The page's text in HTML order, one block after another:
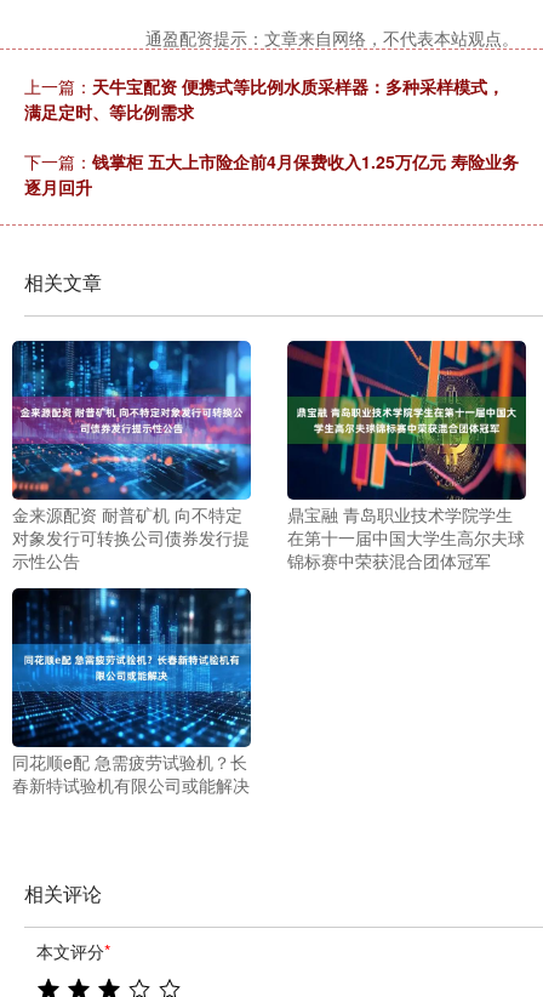
通盈配资提示：文章来自网络，不代表本站观点。
上一篇： 天牛宝配资 便携式等比例水质采样器：多种采样模式，
满足定时、等比例需求
下一篇： 钱掌柜 五大上市险企前4月保费收入1.25万亿元 寿险业务
逐月回升
相关文章
金来源配资 耐普矿机 向不特定
对象发行可转换公司债券发行提
示性公告
鼎宝融 青岛职业技术学院学生
在第十一届中国大学生高尔夫球
锦标赛中荣获混合团体冠军
同花顺e配 急需疲劳试验机？长
春新特试验机有限公司或能解决
相关评论
本文评分*